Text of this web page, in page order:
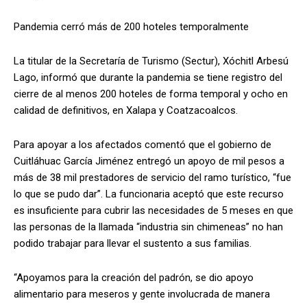
Pandemia cerró más de 200 hoteles temporalmente
La titular de la Secretaría de Turismo (Sectur), Xóchitl Arbesú
Lago, informó que durante la pandemia se tiene registro del
cierre de al menos 200 hoteles de forma temporal y ocho en
calidad de definitivos, en Xalapa y Coatzacoalcos.
Para apoyar a los afectados comentó que el gobierno de
Cuitláhuac García Jiménez entregó un apoyo de mil pesos a
más de 38 mil prestadores de servicio del ramo turístico, “fue
lo que se pudo dar”. La funcionaria aceptó que este recurso
es insuficiente para cubrir las necesidades de 5 meses en que
las personas de la llamada “industria sin chimeneas” no han
podido trabajar para llevar el sustento a sus familias.
“Apoyamos para la creación del padrón, se dio apoyo
alimentario para meseros y gente involucrada de manera